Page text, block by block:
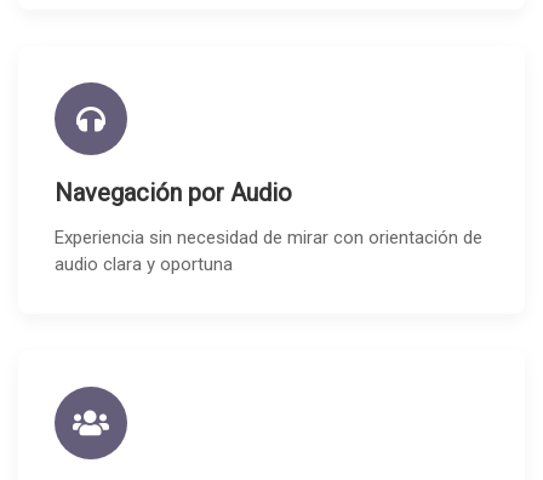
Navegación por Audio
Experiencia sin necesidad de mirar con orientación de
audio clara y oportuna